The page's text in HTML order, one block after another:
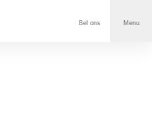
Bel ons Menu